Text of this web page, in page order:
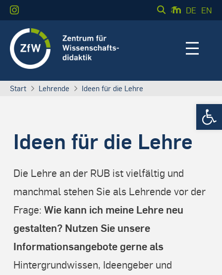
DE EN
Start Lehrende Ideen für die Lehre
Ideen für die Lehre
Die Lehre an der RUB ist vielfältig und
manchmal stehen Sie als Lehrende vor der
Frage: Wie kann ich meine Lehre neu
gestalten? Nutzen Sie unsere
Informationsangebote gerne als
Hintergrundwissen, Ideengeber und